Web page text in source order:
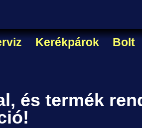
Kerékpárok Bolt
és termék